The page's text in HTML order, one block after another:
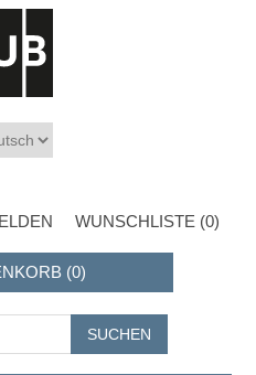
WUNSCHLISTE (0)
(0)